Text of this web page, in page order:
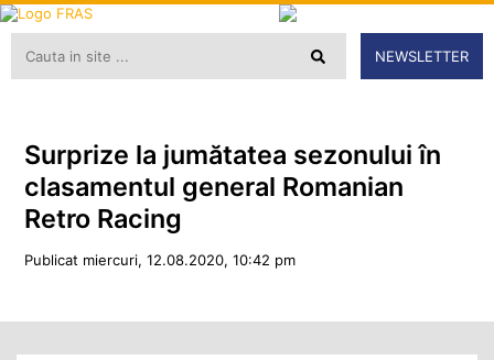
NEWSLETTER
Surprize la jumătatea sezonului în
clasamentul general Romanian
Retro Racing
Publicat miercuri, 12.08.2020, 10:42 pm